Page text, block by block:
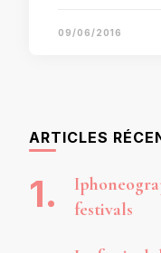
09/06/2016
ARTICLES
festivals